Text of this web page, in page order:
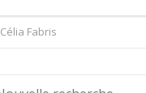
Célia Fabris